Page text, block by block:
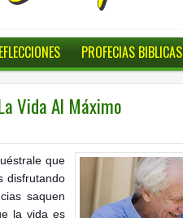
PROFECIAS BIBLICAS
Vida Al Máximo
que
disfrutando
saquen
la vida es